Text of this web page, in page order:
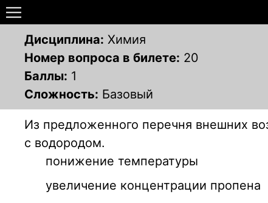
Дисциплина: Химия
Номер вопроса в билете: 20
Баллы: 1
Сложность: Базовый
Из предложенного перечня внешних
с водородом.
понижение температуры
увеличение концентрации пропена